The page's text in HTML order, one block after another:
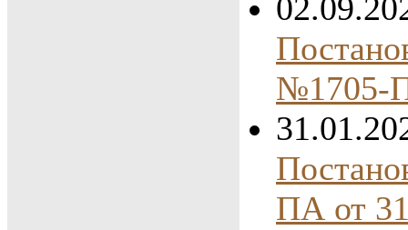
№1705-
ПА от